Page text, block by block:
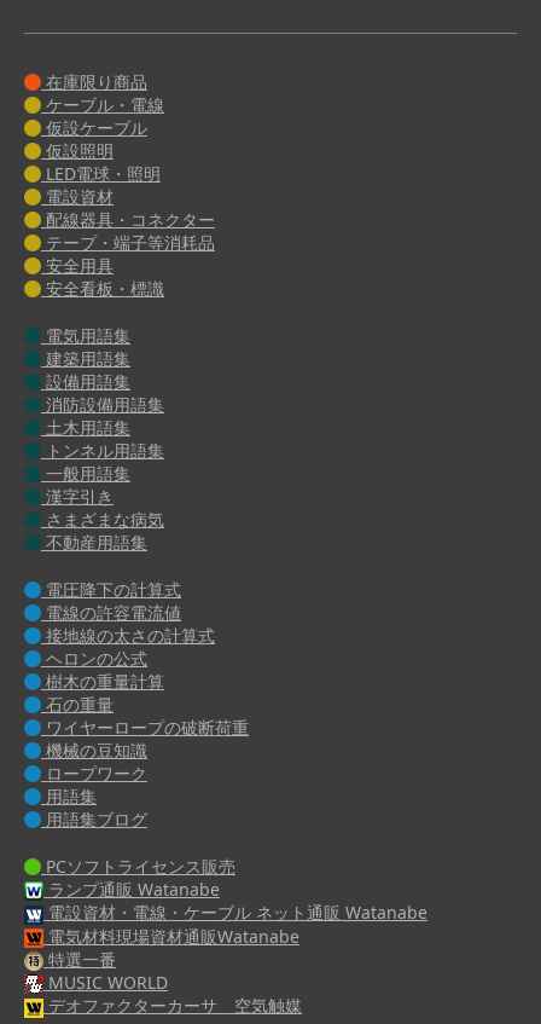
在庫限り商品
ケーブル・電線
仮設ケーブル
仮設照明
LED電球・照明
電設資材
配線器具・コネクター
テープ・端子等消耗品
安全用具
安全看板・標識
電気用語集
建築用語集
設備用語集
消防設備用語集
土木用語集
トンネル用語集
一般用語集
漢字引き
さまざまな病気
不動産用語集
電圧降下の計算式
電線の許容電流値
接地線の太さの計算式
ヘロンの公式
樹木の重量計算
石の重量
ワイヤーロープの破断荷重
機械の豆知識
ロープワーク
用語集
用語集ブログ
PCソフトライセンス販売
ランプ通販 Watanabe
電設資材・電線・ケーブル ネット通販 Watanabe
電気材料現場資材通販Watanabe
特選一番
MUSIC WORLD
デオファクターカーサ 空気触媒